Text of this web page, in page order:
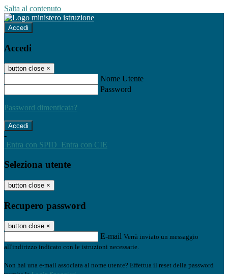
Salta al contenuto
Accedi
Accedi
button close ×
Nome Utente
Password
Password dimenticata?
-
Entra con SPID Entra con CIE
Seleziona utente
button close ×
Recupero password
button close ×
E-mail Verrà inviato un messaggio
all'indirizzo indicato con le istruzioni necessarie.
Non hai una e-mail associata al nome utente? Effettua il reset della password